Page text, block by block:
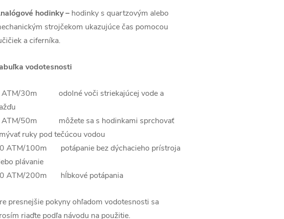
hodinky – hodinky s quartzovým alebo
strojčekom ukazujúce čas pomocou
a ciferníka.
vodotesnosti
ATM/30m odolné voči striekajúcej vode a
ATM/50m môžete sa s hodinkami sprchovať
ruky pod tečúcou vodou
ATM/100m potápanie bez dýchacieho prístroja
plávanie
ATM/200m hĺbkové potápania
presnejšie pokyny ohľadom vodotesnosti sa
riaďte podľa návodu na použitie.